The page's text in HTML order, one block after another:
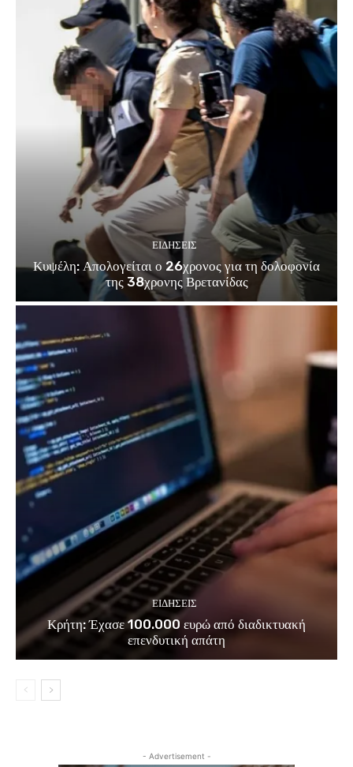
ΕΙΔΗΣΕΙΣ
Κυψέλη: Απολογείται ο 26χρονος για τη δολοφονία
της 38χρονης Βρετανίδας
ΕΙΔΗΣΕΙΣ
Κρήτη: Έχασε 100.000 ευρώ από διαδικτυακή
επενδυτική απάτη
- Advertisement -